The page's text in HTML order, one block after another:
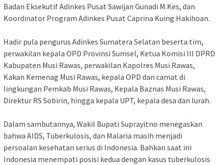
Badan Eksekutif Adinkes Pusat Sawijan Gunadi M.Kes, dan
Koordinator Program Adinkes Pusat Caprina Kuing Hakihoan.
‎Hadir pula pengurus Adinkes Sumatera Selatan beserta tim,
perwakilan kepala OPD Provinsi Sumsel, Ketua Komisi III DPRD
Kabupaten Musi Rawas, perwakilan Kapolres Musi Rawas,
Kakan Kemenag Musi Rawas, kepala OPD dan camat di
lingkungan Pemkab Musi Rawas, Kepala Baznas Musi Rawas,
Direktur RS Sobirin, hingga kepala UPT, kepala desa dan lurah.
‎Dalam sambutannya, Wakil Bupati Suprayitno menegaskan
bahwa AIDS, Tuberkulosis, dan Malaria masih menjadi
persoalan kesehatan serius di Indonesia. Bahkan saat ini
Indonesia menempati posisi kedua dengan kasus tuberkulosis